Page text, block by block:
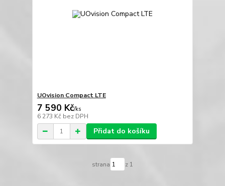
UOvision Compact LTE
7 590 Kč/ks
6 273 Kč bez DPH
Přidat do košíku
strana z 1